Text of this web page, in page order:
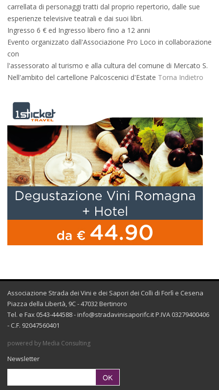
carrellata di personaggi tratti dal proprio repertorio, dalle sue
esperienze televisive teatrali e dai suoi libri.
Ingresso 6 € ed Ingresso libero fino a 12 anni
Evento organizzato dall'Associazione Pro Loco in collaborazione
con
l'assessorato al turismo e alla cultura del comune di Mercato S.
Nell'ambito del cartellone Palcoscenici d'Estate Torna Indietro
Associazione Strada dei Vini e dei Sapori dei Colli di Forlì e Cesena
Piazza della Libertà, 9C - 47032 Bertinoro
Tel. e Fax 0543-444588 - info@stradavinisaporifc.it P.IVA 03279400406
- C.F. 92047560401
powered by Media Consulting
Newsletter